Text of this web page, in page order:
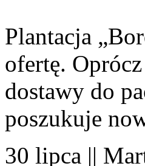
Plantacja
ofertę.
dostawy do
poszukuje
30 lipca ||